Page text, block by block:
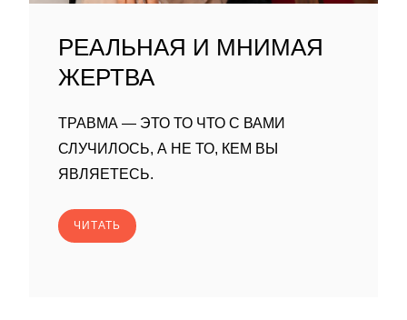
РЕАЛЬНАЯ И МНИМАЯ
ЖЕРТВА
ТРАВМА — ЭТО ТО ЧТО С ВАМИ
СЛУЧИЛОСЬ, А НЕ ТО, КЕМ ВЫ
ЯВЛЯЕТЕСЬ.
ЧИТАТЬ